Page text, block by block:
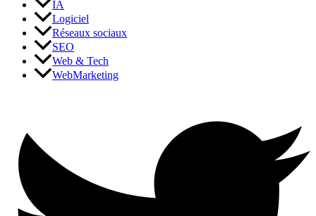
IA
Logiciel
Réseaux sociaux
SEO
Web & Tech
WebMarketing